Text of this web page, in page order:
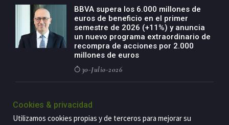
BBVA supera los 6.000 millones de
euros de beneficio en el primer
semestre de 2026 (+11%) y anuncia
un nuevo programa extraordinario de
recompra de acciones por 2.000
millones de euros
30-Julio-2026
negocio agro con un modelo global
países
Cookies & privacidad
Utilizamos cookies propias y de terceros para mejorar su